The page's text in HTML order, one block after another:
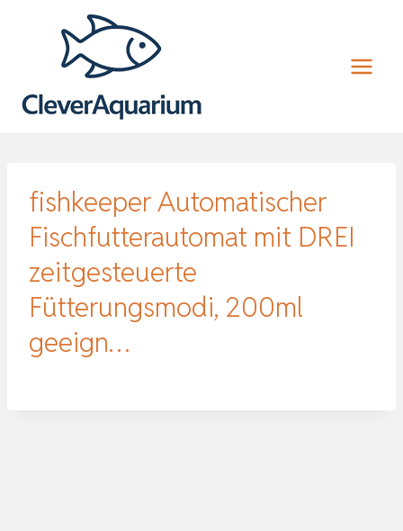
fishkeeper Automatischer
Fischfutterautomat mit DREI
zeitgesteuerte
Fütterungsmodi, 200ml
geeign…